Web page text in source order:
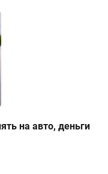
на авто, деньги